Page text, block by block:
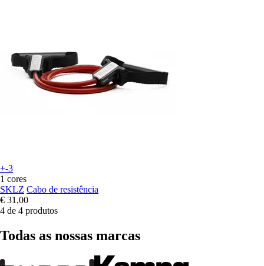
+-3
1 cores
SKLZ Cabo de resistência
€ 31,00
4 de 4 produtos
Todas as nossas marcas